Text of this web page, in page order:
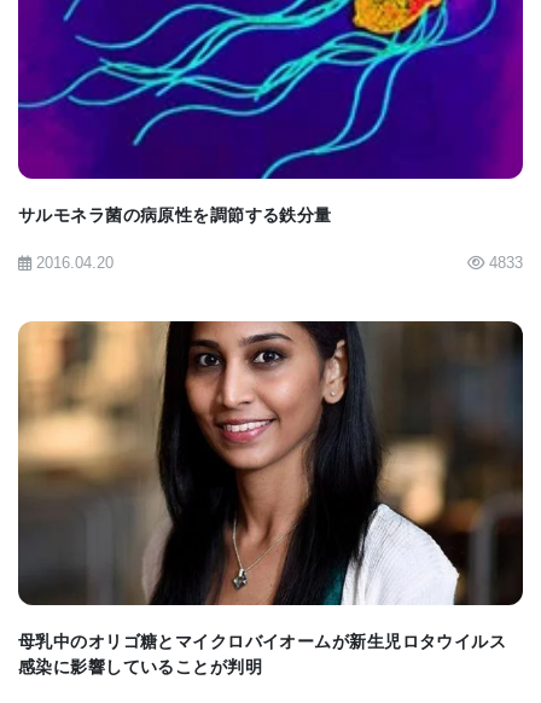
徐々に放出する。」
彼女らは現在小規模で働いているが、Benn Felix博
士と彼女のチームは遠い将来に目を光らせ、このワ
クチンがどのように大規模に実装されるかを検討し
ている。
ィソンにあるNational Wildlife Health CenterでTonie
Rocke 博士がプレーリードッグ用のペストワクチン
を使って行ったことだ。
「彼らはワクチンをピーナッツバター風味で味付け
した餌に入れた」とBenn Felix 博士は述べた。 「こ
れは、これで我々がしようとしているのと同じ一般
的なアイディアだ。餌を分配して、どれだけ消費さ
BIOMARKET JP
サルモネラ菌の病原性を調節する鉄分量
2016.04.20 4833
BIOMARKET JP
母乳中のオリゴ糖とマイクロバイオームが新生児ロタウイルス
感染に影響していることが判明